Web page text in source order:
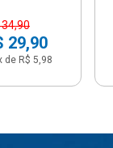
34,90
29,90
de R$ 5,98